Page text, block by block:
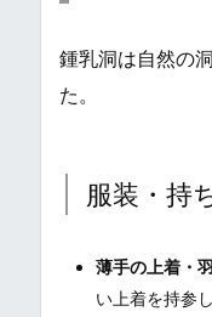
鍾乳洞は自然の
た。
服装・持
薄手の上着・
い上着を持参